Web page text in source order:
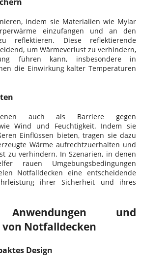
indem sie Materialien wie Mylar
einzufangen und an den
reflektieren. Diese reflektierende
um Wärmeverlust zu verhindern,
führen kann, insbesondere in
die Einwirkung kalter Temperaturen
auch als Barriere gegen
Wind und Feuchtigkeit. Indem sie
Einflüssen bieten, tragen sie dazu
Wärme aufrechtzuerhalten und
zu verhindern. In Szenarien, in denen
rauen Umgebungsbedingungen
Notfalldecken eine entscheidende
ihrer Sicherheit und ihres
Anwendungen und
von Notfalldecken
Design